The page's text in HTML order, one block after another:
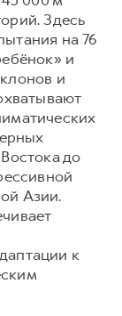
Здесь
на 76
и
и
до
Азии.
к